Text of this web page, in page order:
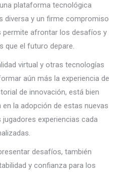
plataforma tecnológica
diversa y un firme compromiso
permite afrontar los desafíos y
que el futuro depare.
virtual y otras tecnologías
aún más la experiencia de
de innovación, está bien
la adopción de estas nuevas
experiencias cada
desafíos, también
y confianza para los